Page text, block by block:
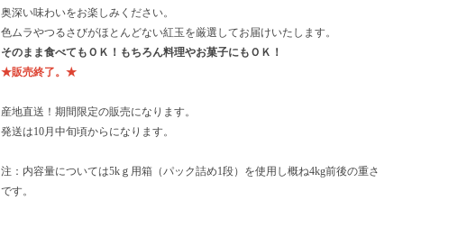
奥深い味わいをお楽しみください。
色ムラやつるさびがほとんどない紅玉を厳選してお届けいたします。
そのまま食べてもＯＫ！もちろん料理やお菓子にもＯＫ！
★販売終了。★
産地直送！期間限定の販売になります。
発送は10月中旬頃からになります。
注：内容量については5kｇ用箱（パック詰め1段）を使用し概ね4kg前後の重さ
です。